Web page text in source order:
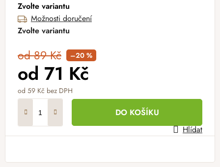
Zvolte variantu
Možnosti doručení
Zvolte variantu
od 89 Kč –20 %
od 71 Kč
od 59 Kč bez DPH
DO KOŠÍKU
Hlídat